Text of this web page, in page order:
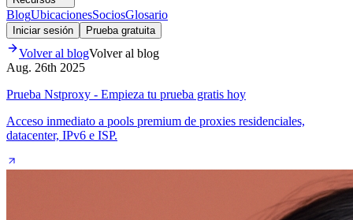
BlogUbicacionesSociosGlosario
Iniciar sesión Prueba gratuita
Volver al blogVolver al blog
Aug. 26th 2025
Prueba Nstproxy - Empieza tu prueba gratis hoy
Acceso inmediato a pools premium de proxies residenciales,
datacenter, IPv6 e ISP.